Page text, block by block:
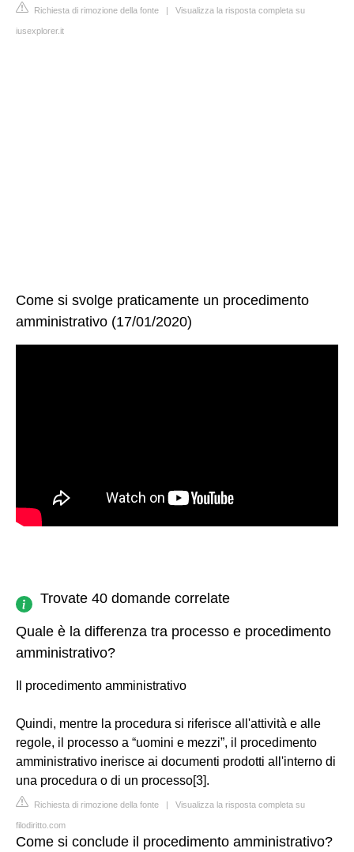
Richiesta di rimozione della fonte | Visualizza la risposta completa su
iusexplorer.it
Come si svolge praticamente un procedimento
amministrativo (17/01/2020)
Trovate 40 domande correlate
Quale è la differenza tra processo e procedimento
amministrativo?
Il procedimento amministrativo
Quindi, mentre la procedura si riferisce all'attività e alle
regole, il processo a “uomini e mezzi”, il procedimento
amministrativo inerisce ai documenti prodotti all'interno di
una procedura o di un processo[3].
Richiesta di rimozione della fonte | Visualizza la risposta completa su
filodiritto.com
Come si conclude il procedimento amministrativo?